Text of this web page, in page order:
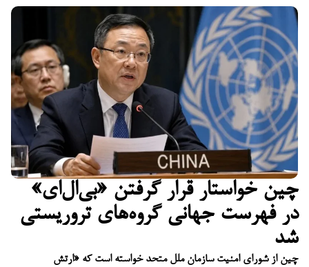
چین خواستار قرار گرفتن «بی‌ال‌ای»
در فهرست جهانی گروه‌های تروریستی
شد
چین از شورای امنیت سازمان ملل متحد خواسته است که «ارتش